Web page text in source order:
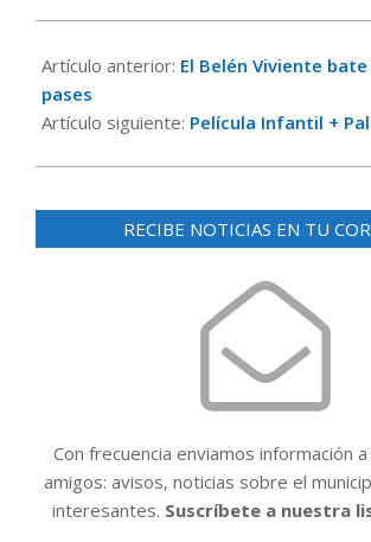
12-
27
Artículo anterior: El Belén Viviente
pases
Artículo siguiente: Película Infantil +
RECIBE NOTICIAS EN TU
Con frecuencia enviamos información
amigos: avisos, noticias sobre el
interesantes. Suscríbete a nuestra